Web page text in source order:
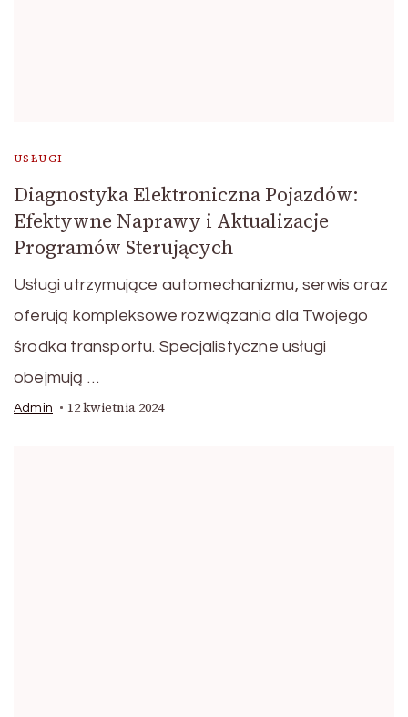
USŁUGI
Diagnostyka Elektroniczna Pojazdów:
Efektywne Naprawy i Aktualizacje
Programów Sterujących
Usługi utrzymujące automechanizmu, serwis oraz
oferują kompleksowe rozwiązania dla Twojego
środka transportu. Specjalistyczne usługi
obejmują …
Admin 12 kwietnia 2024